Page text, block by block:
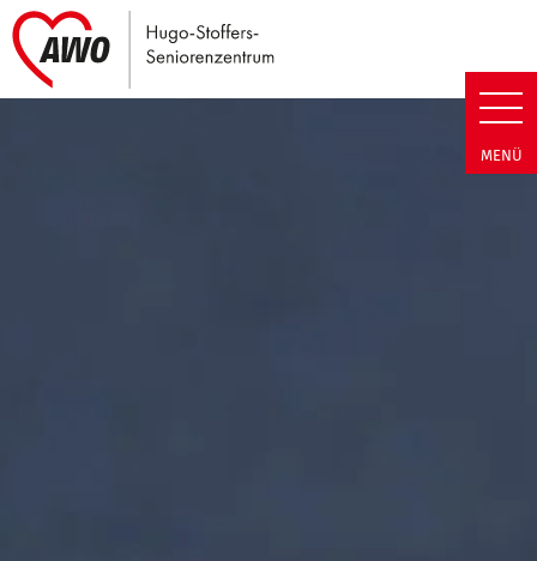
Hugo-Stoffers-
MENÜ